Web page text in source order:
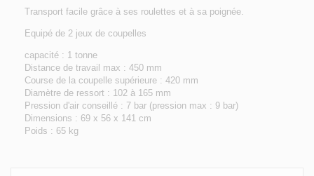
Transport facile grâce à ses roulettes et à sa poignée.
Equipé de 2 jeux de coupelles
capacité : 1 tonne
Distance de travail max : 450 mm
Course de la coupelle supérieure : 420 mm
Diamètre de ressort : 102 à 165 mm
Pression d'air conseillé : 7 bar (pression max : 9 bar)
Dimensions : 69 x 56 x 141 cm
Poids : 65 kg